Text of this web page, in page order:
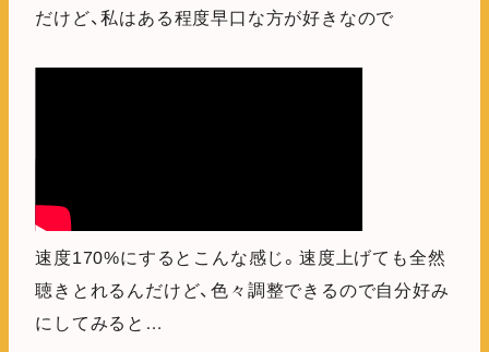
だけど、私はある程度早口な方が好きなので
速度170%にするとこんな感じ。速度上げても全然
聴きとれるんだけど、色々調整できるので自分好み
にしてみると…